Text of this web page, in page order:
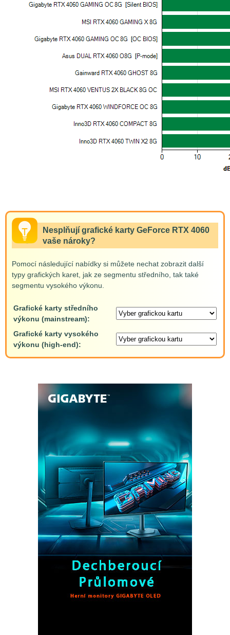
Nesplňují grafické karty GeForce RTX 4060
vaše nároky?
Pomocí následující nabídky si můžete nechat zobrazit další
typy grafických karet, jak ze segmentu středního, tak také
segmentu vysokého výkonu.
Grafické karty středního
výkonu (mainstream):
Grafické karty vysokého
výkonu (high-end):